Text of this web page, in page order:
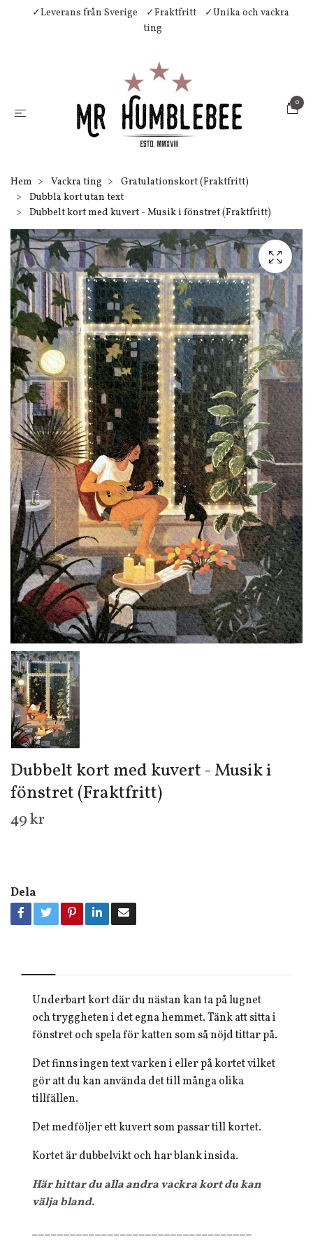
✓Leverans från Sverige ✓Fraktfritt
✓Unika och vackra
ting
0
Hem Vackra ting
Gratulationskort (Fraktfritt)
Dubbla kort utan text
Dubbelt kort med kuvert - Musik i fönstret (Fraktfritt)
Dubbelt kort med kuvert - Musik i
fönstret (Fraktfritt)
49 kr
Dela
Underbart kort där du nästan kan ta på lugnet
och tryggheten i det egna hemmet. Tänk att sitta i
fönstret och spela för katten som så nöjd tittar på.
Det finns ingen text varken i eller på kortet vilket
gör att du kan använda det till många olika
tillfällen.
Det medföljer ett kuvert som passar till kortet.
Kortet är dubbelvikt och har blank insida.
Här hittar du alla andra vackra kort du kan
välja bland.
___________________________________